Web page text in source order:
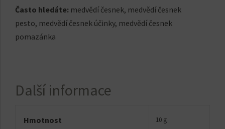
Často hledáte: medvědí česnek, medvědí česnek
pesto, medvědí česnek účinky, medvědí česnek
pomazánka
Další informace
Hmotnost 10 g